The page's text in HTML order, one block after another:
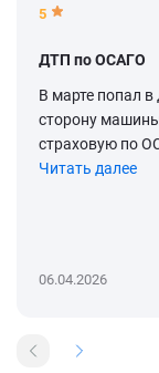
5
ДТП по ОСАГО
В марте попал
сторону
страховую по
Читать далее
06.04.2026